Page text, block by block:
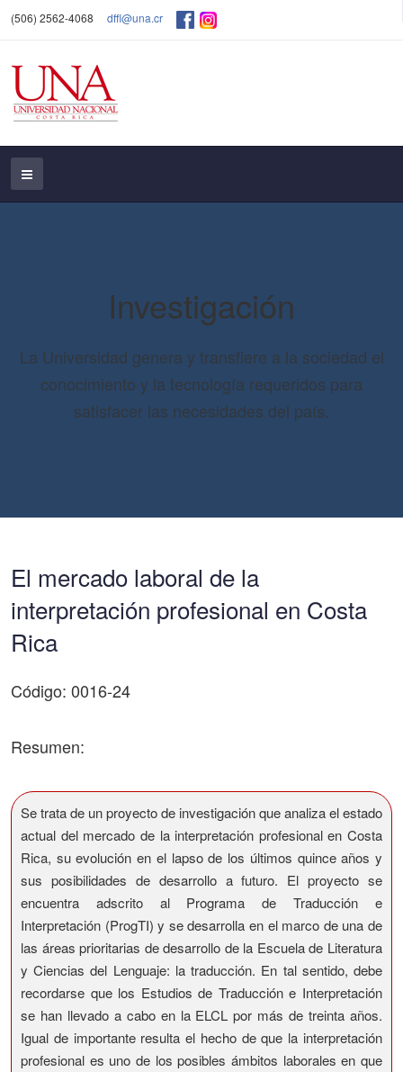
(506) 2562-4068 dffl@una.cr
Investigación
La Universidad genera y transfiere a la sociedad el
conocimiento y la tecnología requeridos para
satisfacer las necesidades del país.
El mercado laboral de la
interpretación profesional en Costa
Rica
Código: 0016-24
Resumen:
Se trata de un proyecto de investigación que analiza el estado
actual del mercado de la interpretación profesional en Costa
Rica, su evolución en el lapso de los últimos quince años y
sus posibilidades de desarrollo a futuro. El proyecto se
encuentra adscrito al Programa de Traducción e
Interpretación (ProgTI) y se desarrolla en el marco de una de
las áreas prioritarias de desarrollo de la Escuela de Literatura
y Ciencias del Lenguaje: la traducción. En tal sentido, debe
recordarse que los Estudios de Traducción e Interpretación
se han llevado a cabo en la ELCL por más de treinta años.
Igual de importante resulta el hecho de que la interpretación
profesional es uno de los posibles ámbitos laborales en que